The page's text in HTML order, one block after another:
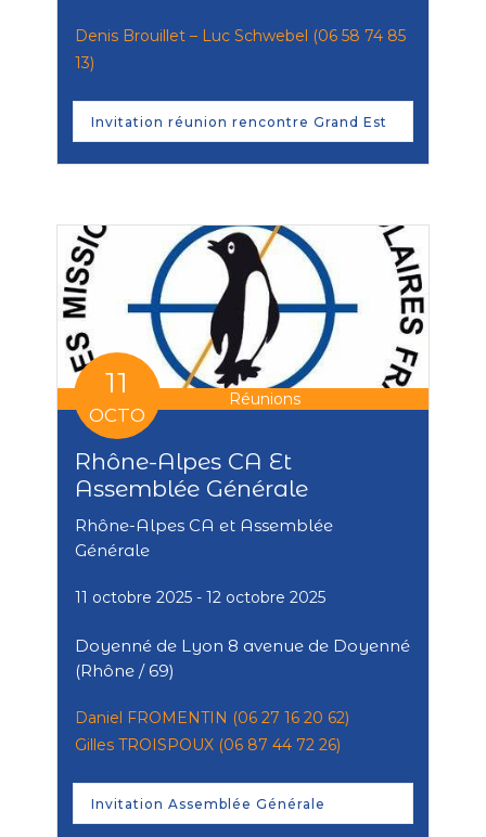
Denis Brouillet – Luc Schwebel (06 58 74 85
13)
Invitation réunion rencontre Grand Est
11
OCTO
Réunions
Rhône-Alpes CA Et
Assemblée Générale
Rhône-Alpes CA et Assemblée
Générale
11 octobre 2025 - 12 octobre 2025
Doyenné de Lyon 8 avenue de Doyenné
(Rhône / 69)
Daniel FROMENTIN (06 27 16 20 62)
Gilles TROISPOUX (06 87 44 72 26)
Invitation Assemblée Générale